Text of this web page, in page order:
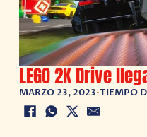
LEGO 2K Drive
MARZO 23, 2023•TIEMPO